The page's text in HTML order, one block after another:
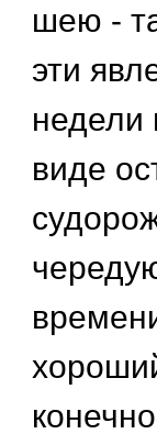
шею -
эти
недели
виде